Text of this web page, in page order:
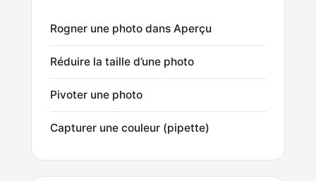
Rogner une photo dans Aperçu
Réduire la taille d’une photo
Pivoter une photo
Capturer une couleur (pipette)